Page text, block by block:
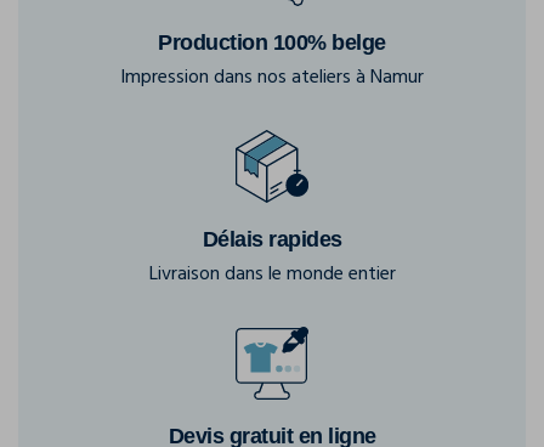
Production 100% belge
Impression dans nos ateliers à Namur
Délais rapides
Livraison dans le monde entier
Devis gratuit en ligne